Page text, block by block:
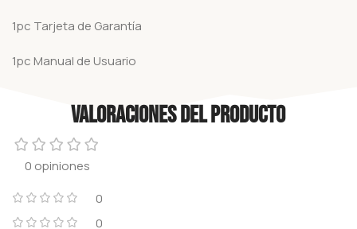
1pc Tarjeta de Garantía
1pc Manual de Usuario
Valoraciones del producto
0 opiniones
0
0